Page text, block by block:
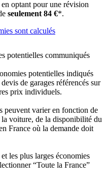
optant pour une révision
seulement 84 €*.
sont calculés
potentielles communiqués
potentielles indiqués
de garages référencés sur
prix individuels.
peuvent varier en fonction de
la voiture, de la disponibilité du
France où la demande doit
les plus larges économies
“Toute la France”